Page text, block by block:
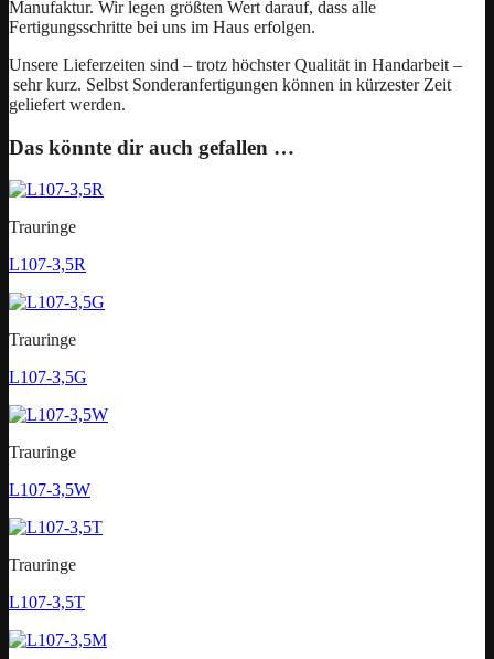
Manufaktur. Wir legen größten Wert darauf, dass alle
Fertigungsschritte bei uns im Haus erfolgen.
Unsere Lieferzeiten sind – trotz höchster Qualität in Handarbeit –
sehr kurz. Selbst Sonderanfertigungen können in kürzester Zeit
geliefert werden.
Das könnte dir auch gefallen …
Trauringe
L107-3,5R
Trauringe
L107-3,5G
Trauringe
L107-3,5W
Trauringe
L107-3,5T